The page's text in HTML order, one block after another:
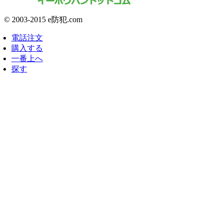
© 2003-2015 e防犯.com
電話注文
購入する
一番上へ
探す